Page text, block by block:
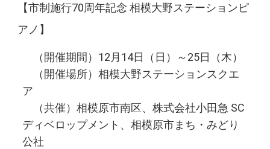
【市制施行70周年記念 相模大野ステーションピ
アノ】
（開催期間）12月14日（日）～25日（木）
（開催場所）相模大野ステーションスクエ
ア
（共催）相模原市南区、株式会社小田急 SC
ディベロップメント、相模原市まち・みどり
公社